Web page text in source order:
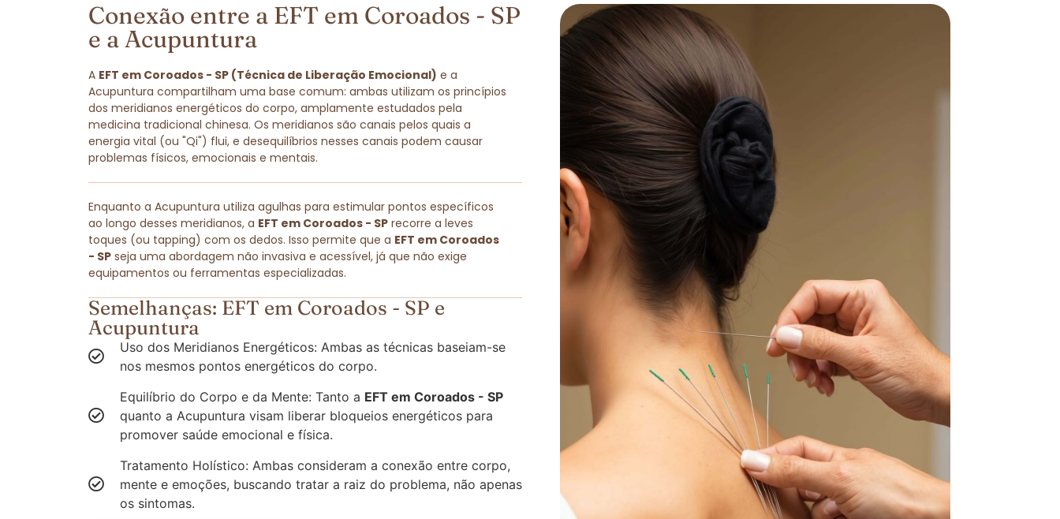
Conexão entre a EFT em Coroados - SP
e a Acupuntura
A EFT em Coroados - SP (Técnica de Liberação Emocional) e a
Acupuntura compartilham uma base comum: ambas utilizam os princípios
dos meridianos energéticos do corpo, amplamente estudados pela
medicina tradicional chinesa. Os meridianos são canais pelos quais a
energia vital (ou "Qi") flui, e desequilíbrios nesses canais podem causar
problemas físicos, emocionais e mentais.
Enquanto a Acupuntura utiliza agulhas para estimular pontos específicos
ao longo desses meridianos, a EFT em Coroados - SP recorre a leves
toques (ou tapping) com os dedos. Isso permite que a EFT em Coroados
- SP seja uma abordagem não invasiva e acessível, já que não exige
equipamentos ou ferramentas especializadas.
Semelhanças: EFT em Coroados - SP e
Acupuntura
Uso dos Meridianos Energéticos: Ambas as técnicas baseiam-se
nos mesmos pontos energéticos do corpo.
Equilíbrio do Corpo e da Mente: Tanto a EFT em Coroados - SP
quanto a Acupuntura visam liberar bloqueios energéticos para
promover saúde emocional e física.
Tratamento Holístico: Ambas consideram a conexão entre corpo,
mente e emoções, buscando tratar a raiz do problema, não apenas
os sintomas.